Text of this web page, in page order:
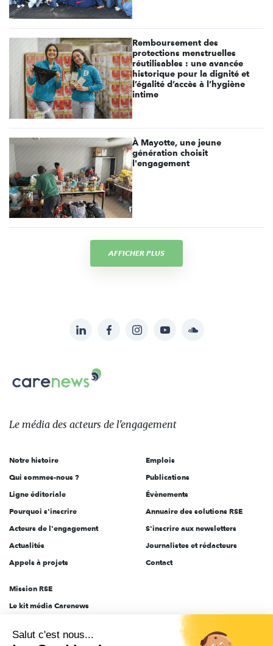
Remboursement des
protections menstruelles
réutilisables : une avancée
historique pour la dignité et
l’égalité d’accès à l’hygiène
intime
À Mayotte, une jeune
génération choisit
l'engagement
AFFICHER PLUS
sur:
LinkedInFacebookInstagramYouTubeSoundcloud
Carenews,
Le
des
l'engagement
Le média des acteurs de l'engagement
Notre histoire
Qui sommes-nous ?
Ligne éditoriale
Pourquoi s'inscrire
Acteurs de l'engagement
Actualités
Appels à projets
Emplois
Publications
Évènements
Annuaire des solutions RSE
S'inscrire aux newsletters
Journalistes et rédacteurs
Contact
Mission RSE
Le kit média Carenews
AEF info
Salut c'est nous...